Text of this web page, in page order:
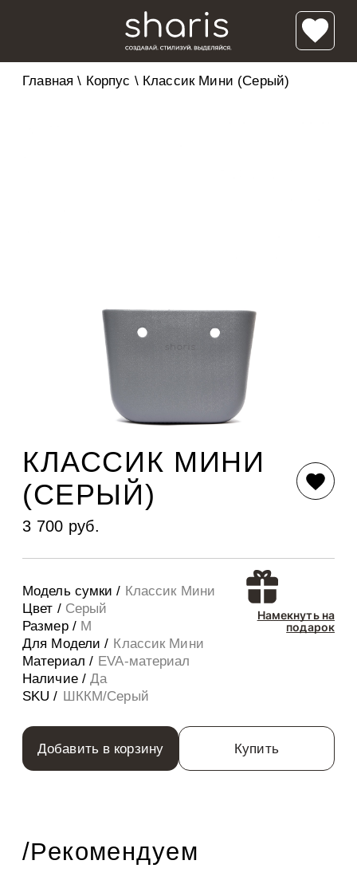
Главная \ Корпус \ Классик Мини (Серый)
КЛАССИК МИНИ
(СЕРЫЙ)
3 700 руб.
Модель сумки / Классик Мини
Цвет / Серый
Размер / M
Для Модели / Классик Мини
Материал / EVA-материал
Наличие /Да
SKU / ШККМ/Серый
Намекнуть на
подарок
Добавить в корзину Купить
/Рекомендуем